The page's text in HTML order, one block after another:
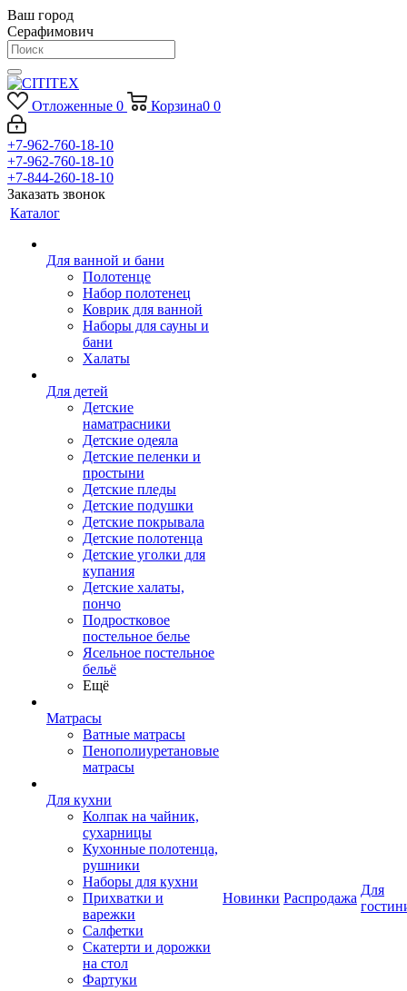
Ваш город
Серафимович
Отложенные 0 Корзина0 0
+7-962-760-18-10
+7-962-760-18-10
+7-844-260-18-10
Заказать звонок
Каталог
Для ванной и бани
Полотенце
Набор полотенец
Коврик для ванной
Наборы для сауны и
бани
Халаты
Для детей
Детские
наматрасники
Детские одеяла
Детские пеленки и
простыни
Детские пледы
Детские подушки
Детские покрывала
Детские полотенца
Детские уголки для
купания
Детские халаты,
пончо
Подростковое
постельное белье
Ясельное постельное
бельё
Ещё
Матрасы
Ватные матрасы
Пенополиуретановые
матрасы
Для кухни
Колпак на чайник,
сухарницы
Кухонные полотенца,
рушники
Наборы для кухни
Прихватки и
варежки
Салфетки
Скатерти и дорожки
на стол
Фартуки
Новинки Распродажа
Для